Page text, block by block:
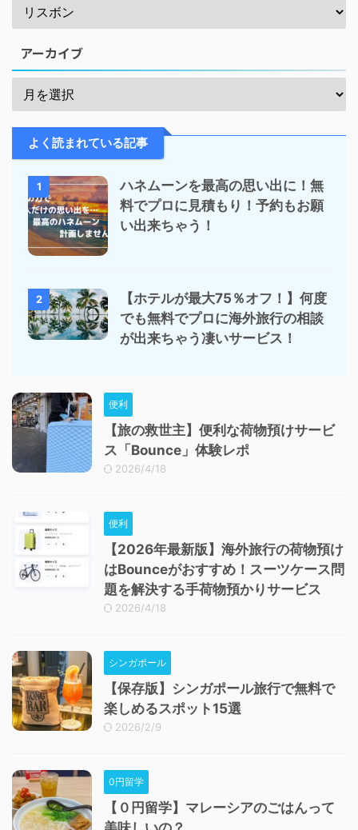
アーカイブ
よく読まれている記事
1
ハネムーンを最高の思い出に！無
料でプロに見積もり！予約もお願
い出来ちゃう！
2
【ホテルが最大75％オフ！】何度
でも無料でプロに海外旅行の相談
が出来ちゃう凄いサービス！
便利
【旅の救世主】便利な荷物預けサービ
ス「Bounce」体験レポ
2026/4/18
便利
【2026年最新版】海外旅行の荷物預け
はBounceがおすすめ！スーツケース問
題を解決する手荷物預かりサービス
2026/4/18
シンガポール
【保存版】シンガポール旅行で無料で
楽しめるスポット15選
2026/2/9
0円留学
【０円留学】マレーシアのごはんって